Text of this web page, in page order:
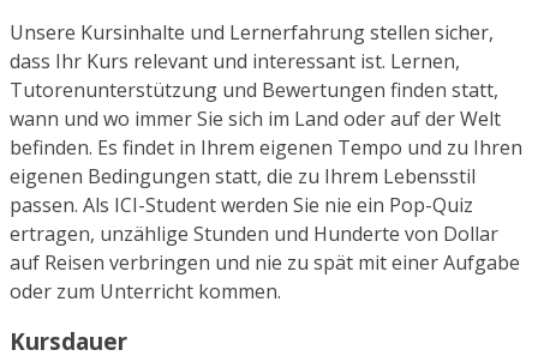
Unsere Kursinhalte und Lernerfahrung stellen sicher,
dass Ihr Kurs relevant und interessant ist. Lernen,
Tutorenunterstützung und Bewertungen finden statt,
wann und wo immer Sie sich im Land oder auf der Welt
befinden. Es findet in Ihrem eigenen Tempo und zu Ihren
eigenen Bedingungen statt, die zu Ihrem Lebensstil
passen. Als ICI-Student werden Sie nie ein Pop-Quiz
ertragen, unzählige Stunden und Hunderte von Dollar
auf Reisen verbringen und nie zu spät mit einer Aufgabe
oder zum Unterricht kommen.
Kursdauer